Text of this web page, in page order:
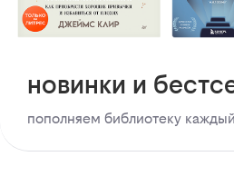
новинки и
пополняем библиотеку